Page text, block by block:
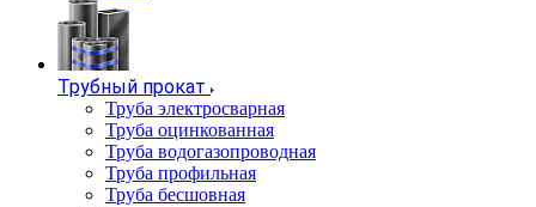
Трубный прокат
Труба электросварная
Труба оцинкованная
Труба водогазопроводная
Труба профильная
Труба бесшовная